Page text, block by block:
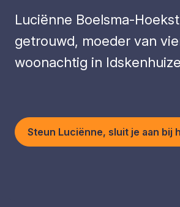
Luciënne Boelsma-
getrouwd, moeder van
woonachtig in
Steun Luciënne, sluit je aan bij